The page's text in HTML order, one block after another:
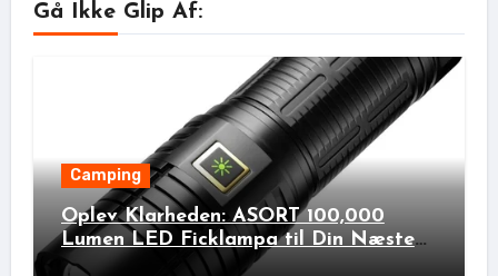
Gå Ikke Glip Af:
Camping
Oplev Klarheden: ASORT 100,000
Lumen LED Ficklampa til Din Næste
Udendørs Eventyr!